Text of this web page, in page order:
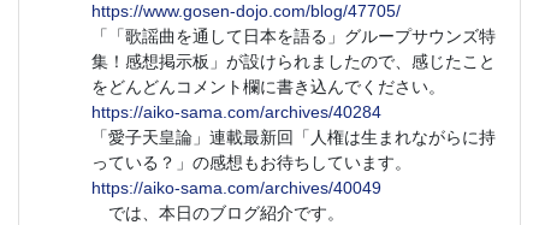
https://www.gosen-dojo.com/blog/47705/
「「歌謡曲を通して日本を語る」グループサウンズ特
集！感想掲示板」が設けられましたので、感じたこと
をどんどんコメント欄に書き込んでください。
https://aiko-sama.com/archives/40284
「愛子天皇論」連載最新回「人権は生まれながらに持
っている？」の感想もお待ちしています。
https://aiko-sama.com/archives/40049
では、本日のブログ紹介です。